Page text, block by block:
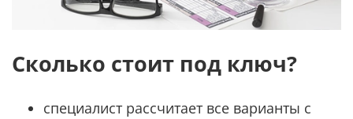
Сколько стоит под ключ?
специалист рассчитает все варианты с